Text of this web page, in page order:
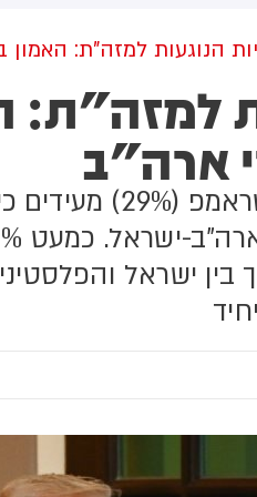
לאתר האופוזיציה IranWire כי
עם
ובני
הפצועים - ילד בן 4.
הנוגעות למזה"ת:
ארה"ב
שלושה מכל עשרה
בין ישראל